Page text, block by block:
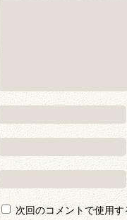
次回のコメントで使用